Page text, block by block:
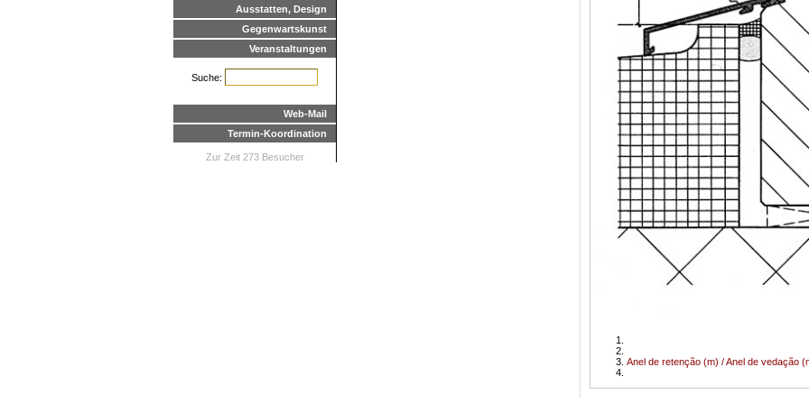
Ausstatten, Design
Gegenwartskunst
Veranstaltungen
Suche:
Web-Mail
Termin-Koordination
Zur Zeit 273 Besucher
Anel de retenção (m) / Anel de vedação